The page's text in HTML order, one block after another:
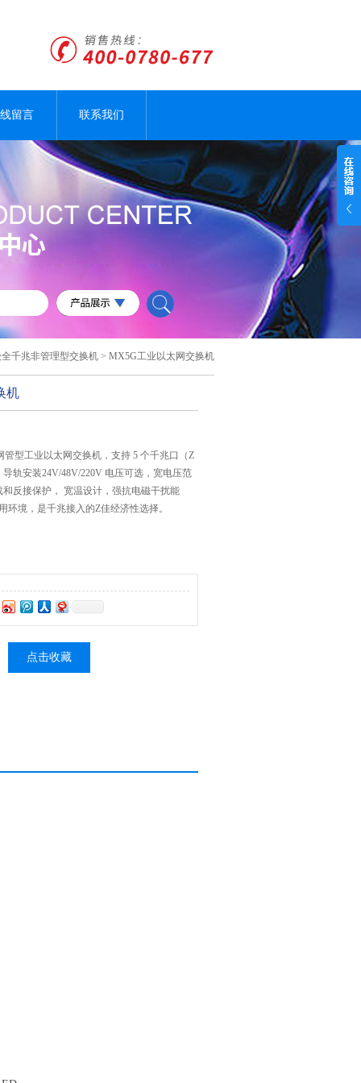
留言 联系我们
千兆非管理型交换机 > MX5G工业以太网交换机
机
管型工业以太网交换机，支持 5 个千兆口（Z
轨安装24V/48V/220V 电压可选，宽电压范
反接保护， 宽温设计，强抗电磁干扰能
环境，是千兆接入的Z佳经济性选择。
点击收藏